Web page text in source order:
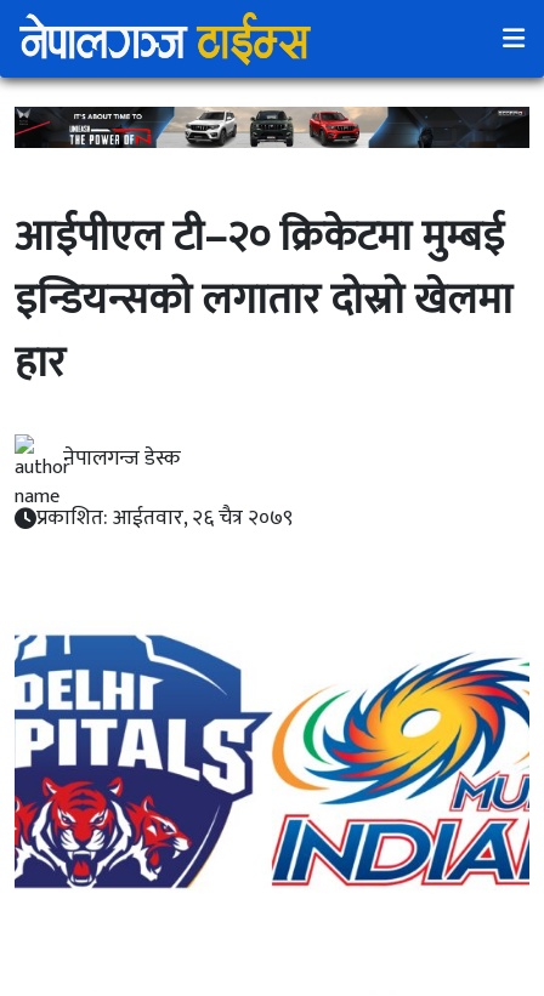
आईपीएल टी–२० क्रिकेटमा मुम्बई
इन्डियन्सको लगातार दोस्रो खेलमा
हार
नेपालगन्ज डेस्क
प्रकाशित: आईतवार, २६ चैत्र २०७९